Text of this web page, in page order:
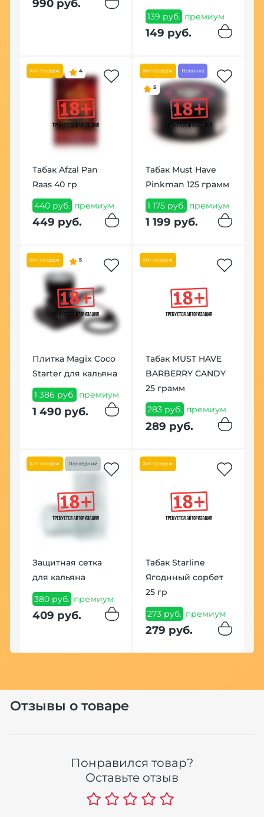
990 руб.
139 руб. премиум
149 руб.
Хит продаж 4
Табак Afzal Pan
Raas 40 гр
440 руб. премиум
449 руб.
Хит продаж Новинка
5
Табак Must Have
Pinkman 125 грамм
1 175 руб. премиум
1 199 руб.
Хит продаж 5
Плитка Magix Coco
Starter для кальяна
1 386 руб. премиум
1 490 руб.
Хит продаж
Табак MUST HAVE
BARBERRY CANDY
25 грамм
283 руб. премиум
289 руб.
Хит продаж Последний
Защитная сетка
для кальяна
380 руб. премиум
409 руб.
Хит продаж
Табак Starline
Ягоднный сорбет
25 гр
273 руб. премиум
279 руб.
Отзывы о товаре
Понравился товар?
Оставьте отзыв